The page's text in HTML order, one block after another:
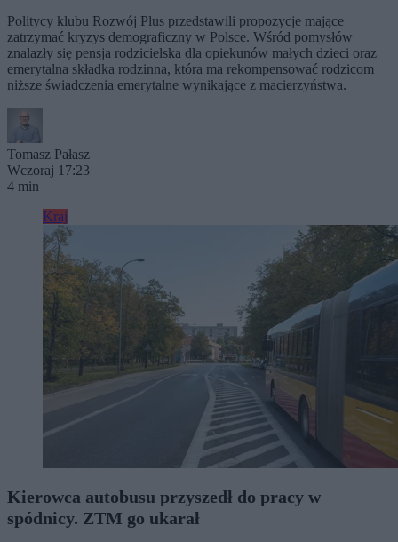
Politycy klubu Rozwój Plus przedstawili propozycje mające
zatrzymać kryzys demograficzny w Polsce. Wśród pomysłów
znalazły się pensja rodzicielska dla opiekunów małych dzieci oraz
emerytalna składka rodzinna, która ma rekompensować rodzicom
niższe świadczenia emerytalne wynikające z macierzyństwa.
Tomasz Pałasz
Wczoraj 17:23
4 min
Kraj
Kierowca autobusu przyszedł do pracy w
spódnicy. ZTM go ukarał